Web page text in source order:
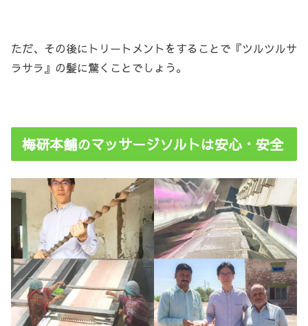
ただ、その後にトリートメントをすることで『ツルツルサ
ラサラ』の髪に驚くことでしょう。
梅研本舗のマッサージソルトは安心・安全